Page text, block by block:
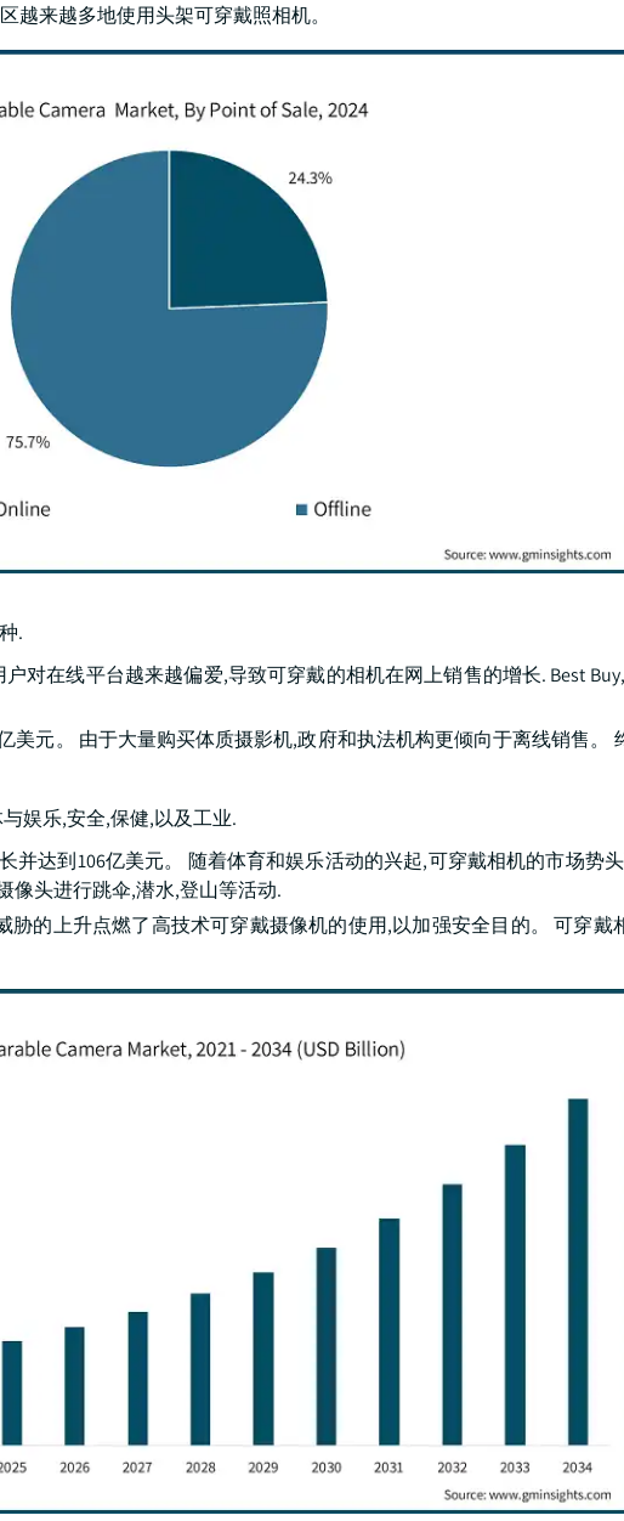
越来越多地使用头架可穿戴照相机。
.
对在线平台越来越偏爱,导致可穿戴的相机在网上销售的增长. Best
美元。 由于大量购买体质摄影机,政府和执法机构更倾向于离线销售。
娱乐,安全,保健,以及工业.
并达到106亿美元。 随着体育和娱乐活动的兴起,可穿戴相机的市场势
像头进行跳伞,潜水,登山等活动.
胁的上升点燃了高技术可穿戴摄像机的使用,以加强安全目的。 可穿戴